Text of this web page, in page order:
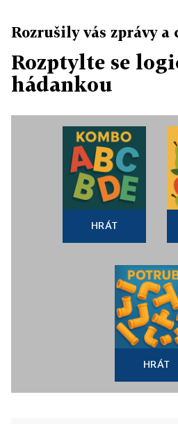
Rozrušily vás zprávy a
Rozptylte se
hádankou
HRÁT
HRÁT